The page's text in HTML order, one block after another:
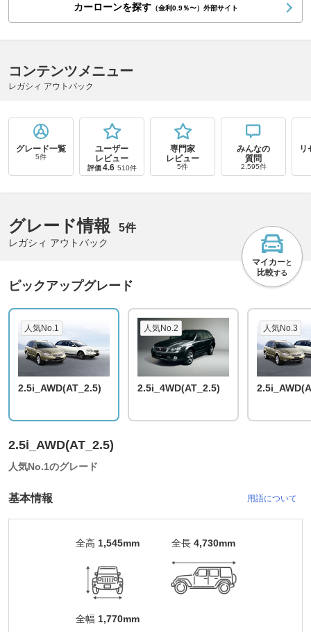
カーローンを探す（金利0.9％〜）外部サイト
コンテンツメニュー
レガシィ アウトバック
グレード一覧
5件
ユーザー
レビュー
評価 4.6 510件
専門家
レビュー
5件
みんなの
質問
2,595件
リ
グレード情報 5件
レガシィ アウトバック
マイカーと
比較する
ピックアップグレード
人気No.1
2.5i_AWD(AT_2.5)
人気No.2
2.5i_4WD(AT_2.5)
人気No.3
2.5i_AWD(AT_2.5)
人気No.1のグレード
基本情報 用語について
全高 1,545mm
全幅 1,770mm
全長 4,730mm